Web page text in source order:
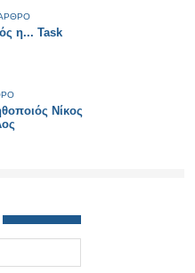
η... Task
Νίκος